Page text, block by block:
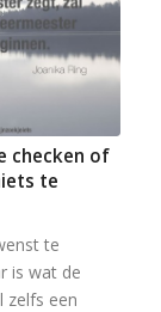
checken of
te
te
is wat de
zelfs een